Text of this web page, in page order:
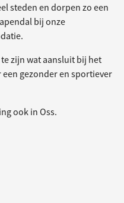
steden en dorpen zo een
bij onze
zijn wat aansluit bij het
gezonder en sportiever
ook in Oss.